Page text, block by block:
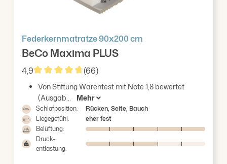
Federkernmatratze 90x200 cm
BeCo Maxima PLUS
4,9
Durchschnittliche Bewertung von 4.86 von 5
(66)
Von Stiftung Warentest mit Note 1,8 bewertet
(Ausgab...
Mehr
Schlafposition:
Rücken, Seite, Bauch
Liegegefühl:
eher fest
Belüftung:
Druck-
entlastung: